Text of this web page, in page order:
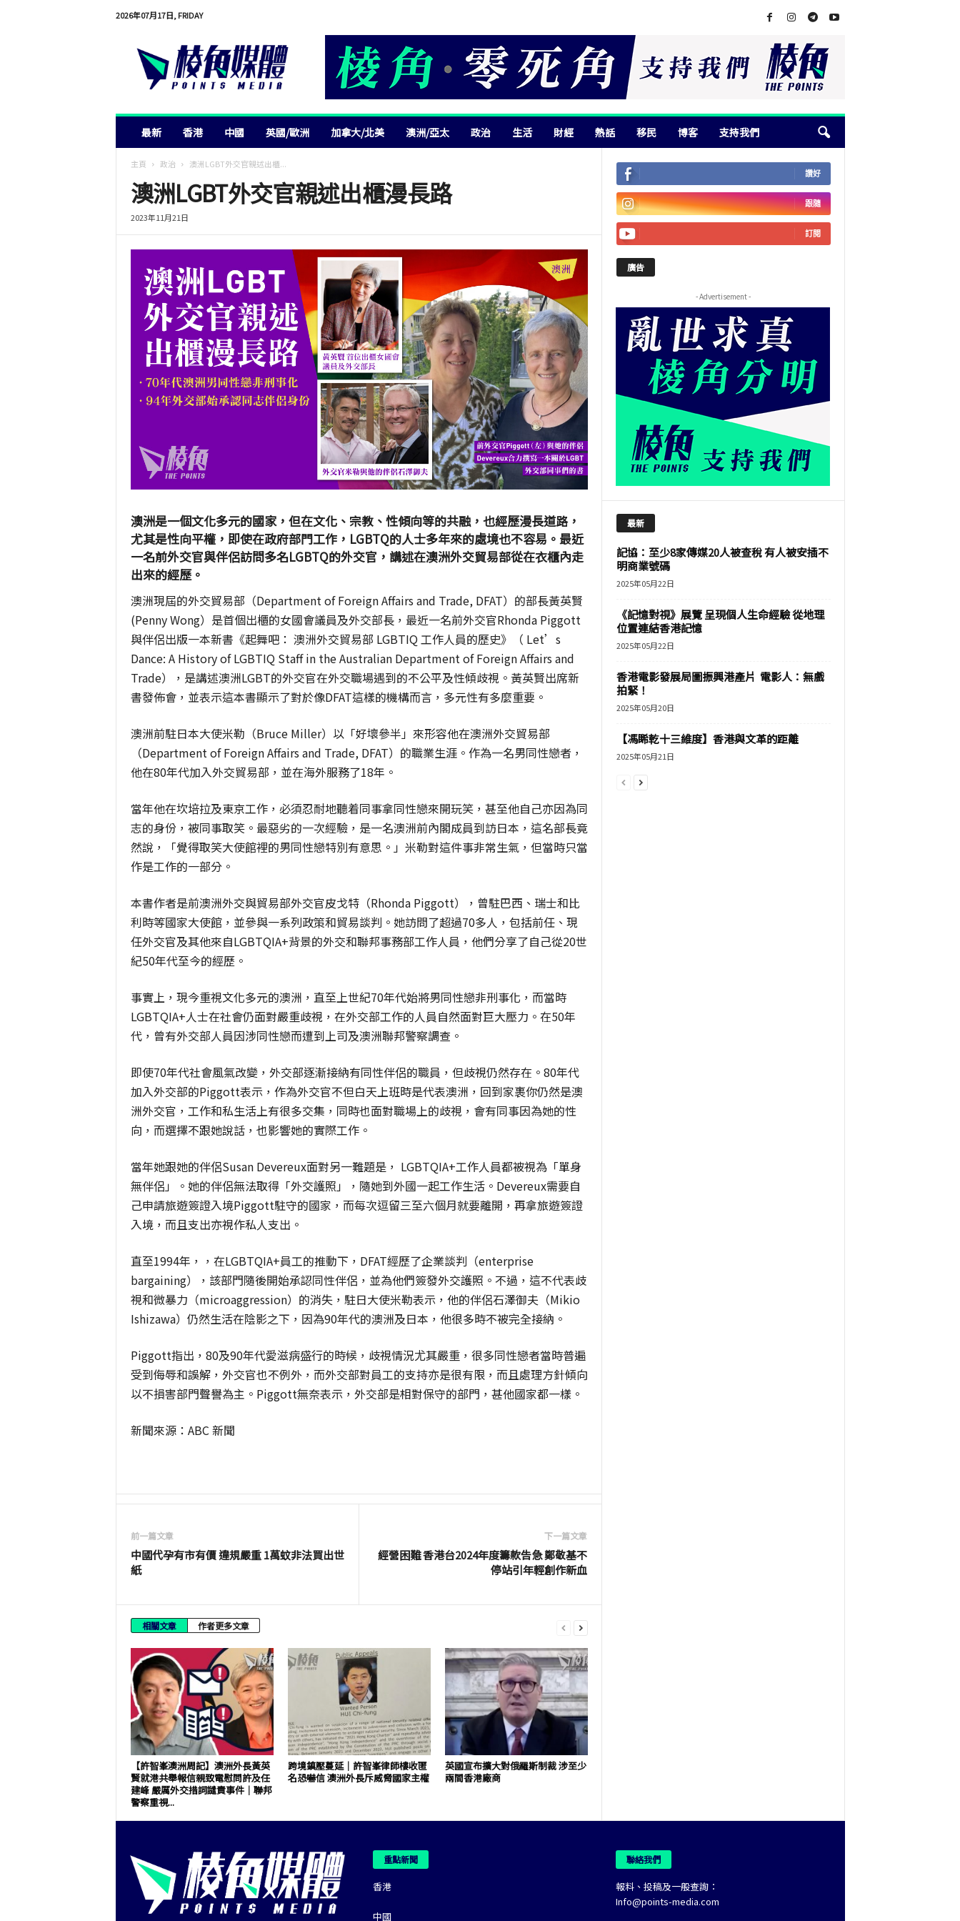
2026年07月17日, FRIDAY
最新 香港 中國 英國/歐洲 加拿大/北美 澳洲/亞太 政治 生活 財經 熱話 移民 博客 支持我們
主頁 政治 澳洲LGBT外交官親述出櫃...
澳洲LGBT外交官親述出櫃漫長路
2023年11月21日
澳洲是一個文化多元的國家，但在文化、宗教、性傾向等的共融，也經歷漫長道路，
尤其是性向平權，即使在政府部門工作，LGBTQ的人士多年來的處境也不容易。最近
一名前外交官與伴侶訪問多名LGBTQ的外交官，講述在澳洲外交貿易部從在衣櫃內走
出來的經歷。
澳洲現屆的外交貿易部（Department of Foreign Affairs and Trade, DFAT）的部長黃英賢
(Penny Wong）是首個出櫃的女國會議員及外交部長，最近一名前外交官Rhonda Piggott
與伴侶出版一本新書《起舞吧： 澳洲外交貿易部 LGBTIQ 工作人員的歷史》（ Let’s
Dance: A History of LGBTIQ Staff in the Australian Department of Foreign Affairs and
Trade），是講述澳洲LGBT的外交官在外交職場遇到的不公平及性傾歧視。黃英賢出席新
書發佈會，並表示這本書顯示了對於像DFAT這樣的機構而言，多元性有多麼重要。
澳洲前駐日本大使米勒（Bruce Miller）以「好壞參半」來形容他在澳洲外交貿易部
（Department of Foreign Affairs and Trade, DFAT）的職業生涯。作為一名男同性戀者，
他在80年代加入外交貿易部，並在海外服務了18年。
當年他在坎培拉及東京工作，必須忍耐地聽着同事拿同性戀來開玩笑，甚至他自己亦因為同
志的身份，被同事取笑。最惡劣的一次經驗，是一名澳洲前內閣成員到訪日本，這名部長竟
然說，「覺得取笑大使館裡的男同性戀特別有意思。」米勒對這件事非常生氣，但當時只當
作是工作的一部分。
本書作者是前澳洲外交與貿易部外交官皮戈特（Rhonda Piggott），曾駐巴西、瑞士和比
利時等國家大使館，並參與一系列政策和貿易談判。她訪問了超過70多人，包括前任、現
任外交官及其他來自LGBTQIA+背景的外交和聯邦事務部工作人員，他們分享了自己從20世
紀50年代至今的經歷。
事實上，現今重視文化多元的澳洲，直至上世紀70年代始將男同性戀非刑事化，而當時
LGBTQIA+人士在社會仍面對嚴重歧視，在外交部工作的人員自然面對巨大壓力。在50年
代，曾有外交部人員因涉同性戀而遭到上司及澳洲聯邦警察調查。
即使70年代社會風氣改變，外交部逐漸接納有同性伴侶的職員，但歧視仍然存在。80年代
加入外交部的Piggott表示，作為外交官不但白天上班時是代表澳洲，回到家裹你仍然是澳
洲外交官，工作和私生活上有很多交集，同時也面對職場上的歧視，會有同事因為她的性
向，而選擇不跟她說話，也影響她的實際工作。
當年她跟她的伴侶Susan Devereux面對另一難題是， LGBTQIA+工作人員都被視為「單身
無伴侶」。她的伴侶無法取得「外交護照」，隨她到外國一起工作生活。Devereux需要自
己申請旅遊簽證入境Piggott駐守的國家，而每次逗留三至六個月就要離開，再拿旅遊簽證
入境，而且支出亦視作私人支出。
直至1994年，，在LGBTQIA+員工的推動下，DFAT經歷了企業談判（enterprise
bargaining），該部門隨後開始承認同性伴侶，並為他們簽發外交護照。不過，這不代表歧
視和微暴力（microaggression）的消失，駐日大使米勒表示，他的伴侶石澤御夫（Mikio
Ishizawa）仍然生活在陰影之下，因為90年代的澳洲及日本，他很多時不被完全接納。
Piggott指出，80及90年代愛滋病盛行的時候，歧視情況尤其嚴重，很多同性戀者當時普遍
受到侮辱和誤解，外交官也不例外，而外交部對員工的支持亦是很有限，而且處理方針傾向
以不損害部門聲譽為主。Piggott無奈表示，外交部是相對保守的部門，甚他國家都一樣。
新聞來源：ABC 新聞
前一篇文章
中國代孕有市有價 違規嚴重 1萬蚊非法買出世
紙
下一篇文章
經營困難 香港台2024年度籌款告急 鄭敬基不
停站引年輕創作新血
相關文章 作者更多文章
【許智峯澳洲周記】澳洲外長黃英
賢就港共舉報信親致電慰問許及任
建峰 嚴厲外交措詞譴責事件｜聯邦
警察重視...
跨境鎮壓蔓延｜許智峯律師樓收匿
名恐嚇信 澳洲外長斥威脅國家主權
英國宣布擴大對俄羅斯制裁 涉至少
兩間香港廠商
讚好
跟隨
訂閱
廣告
- Advertisement -
最新
記協：至少8家傳媒20人被查稅 有人被安插不
明商業號碼
2025年05月22日
《記憶對視》展覽 呈現個人生命經驗 從地理
位置連結香港記憶
2025年05月22日
香港電影發展局圖振興港產片 電影人：無戲
拍緊！
2025年05月20日
【馮睎乾十三維度】香港與文革的距離
2025年05月21日
重點新聞
香港
中國
聯絡我們
報料、投稿及一般查詢：
Info@points-media.com